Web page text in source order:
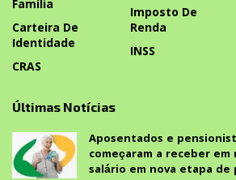
Família
Carteira De
Identidade
CRAS
Imposto De
Renda
INSS
Últimas Notícias
Aposentados e
começaram a receber em
salário em nova etapa de